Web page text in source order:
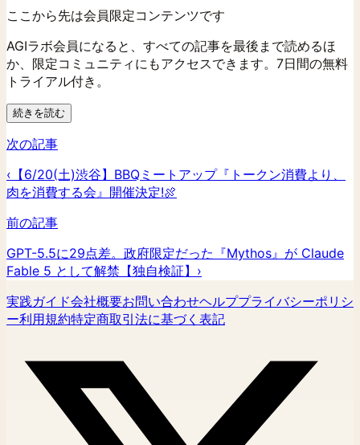
ここから先は会員限定コンテンツです
AGIラボ会員になると、すべての記事を最後まで読めるほ
か、限定コミュニティにもアクセスできます。7日間の無料
トライアル付き。
続きを読む
次の記事
‹ 【6/20(土)渋谷】BBQミートアップ『トークン消費より、
肉を消費する会』開催決定!🍖
前の記事
GPT-5.5に29点差。政府限定だった『Mythos』が Claude
Fable 5 として解禁【独自検証】 ›
実践ガイド会社概要お問い合わせヘルププライバシーポリシ
ー利用規約特定商取引法に基づく表記